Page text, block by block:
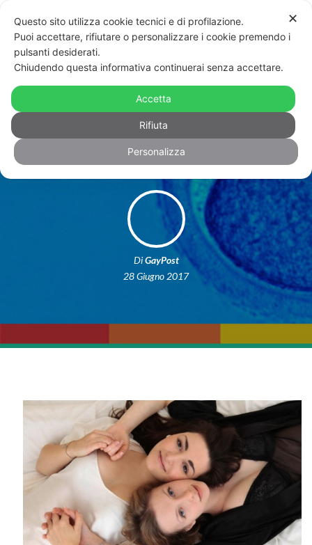
Procreazione assistita per donne
single e lesbiche: un passo avanti in
Francia
DiGayPost
28 Giugno 2017
✕
Questo sito utilizza cookie tecnici e di profilazione.
Puoi accettare, rifiutare o personalizzare i cookie premendo i
pulsanti desiderati.
Chiudendo questa informativa continuerai senza accettare.
Accetta
Rifiuta
Personalizza